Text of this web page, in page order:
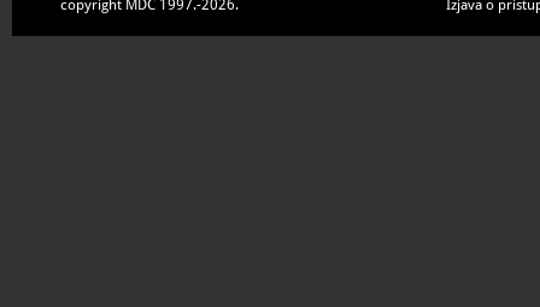
copyright MDC 1997.-2026. Izjava o